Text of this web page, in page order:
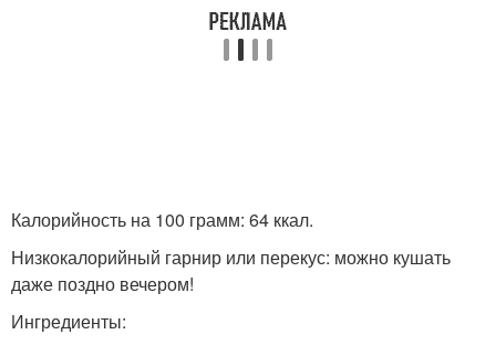
Калорийность на 100 грамм: 64 ккал.
Низкокалорийный гарнир или перекус: можно кушать
даже поздно вечером!
Ингредиенты: